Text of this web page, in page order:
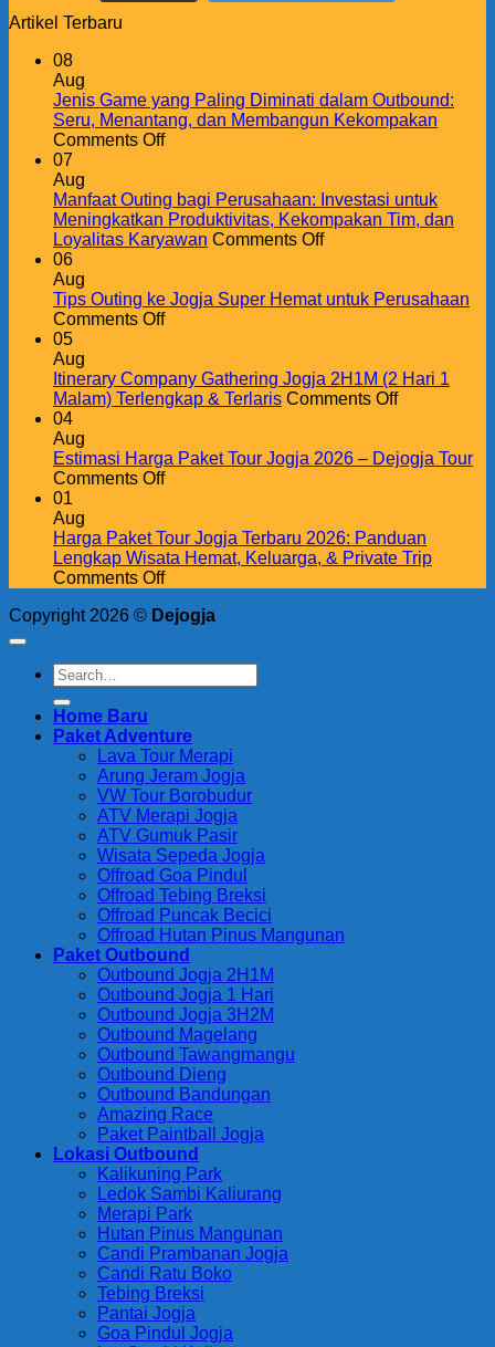
Artikel Terbaru
08
Aug
Jenis Game yang Paling Diminati dalam Outbound:
Seru, Menantang, dan Membangun Kekompakan
Comments Offon
yang
Paling
Diminati
Seru,
Menantang,
Kekompakan
07
Aug
Manfaat Outing bagi Perusahaan: Investasi untuk
Meningkatkan Produktivitas, Kekompakan Tim, dan
Loyalitas Karyawan Comments Offon
bagi
Meningkatkan
Produktivitas,
dan
06
Aug
Tips Outing ke Jogja Super Hemat untuk Perusahaan
Comments Offon
ke
Jogja
untuk
Perusahaan
05
Aug
Itinerary Company Gathering Jogja 2H1M (2 Hari 1
Malam) Terlengkap & Terlaris Comments Offon
Gathering
Hari
1
04
Aug
Estimasi Harga Paket Tour Jogja 2026 – Dejogja Tour
Comments Offon
Paket
Tour
Jogja
–
01
Aug
Harga Paket Tour Jogja Terbaru 2026: Panduan
Lengkap Wisata Hemat, Keluarga, & Private Trip
Comments Offon
Paket
Lengkap
Wisata
Hemat,
Keluarga,
&
Private
Trip
Copyright 2026 © Dejogja
Home Baru
Paket Adventure
Lava Tour Merapi
Arung Jeram Jogja
VW Tour Borobudur
ATV Merapi Jogja
ATV Gumuk Pasir
Wisata Sepeda Jogja
Offroad Goa Pindul
Offroad Tebing Breksi
Offroad Puncak Becici
Offroad Hutan Pinus Mangunan
Paket Outbound
Outbound Jogja 2H1M
Outbound Jogja 1 Hari
Outbound Jogja 3H2M
Outbound Magelang
Outbound Tawangmangu
Outbound Dieng
Outbound Bandungan
Amazing Race
Paket Paintball Jogja
Lokasi Outbound
Kalikuning Park
Ledok Sambi Kaliurang
Merapi Park
Hutan Pinus Mangunan
Candi Prambanan Jogja
Candi Ratu Boko
Tebing Breksi
Pantai Jogja
Goa Pindul Jogja